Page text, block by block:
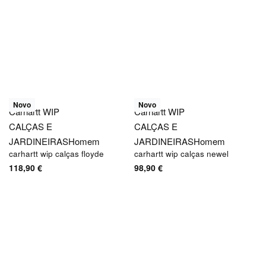
Novo
Carhartt WIP
CALÇAS E
JARDINEIRASHomem
carhartt wip calças floyde
118,90 €
Novo
Carhartt WIP
CALÇAS E
JARDINEIRASHomem
carhartt wip calças newel
98,90 €